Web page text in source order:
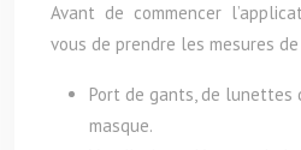
Avant de commencer
vous de prendre les mesures
Port de gants, de lunettes
masque.